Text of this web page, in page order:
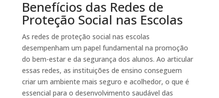
Benefícios das Redes de
Proteção Social nas Escolas
As redes de proteção social nas escolas
desempenham um papel fundamental na promoção
do bem-estar e da segurança dos alunos. Ao articular
essas redes, as instituições de ensino conseguem
criar um ambiente mais seguro e acolhedor, o que é
essencial para o desenvolvimento saudável das